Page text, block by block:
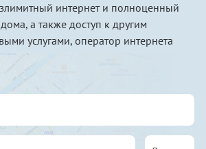
интернет и полноценный
а также доступ к другим
услугами, оператор интернета